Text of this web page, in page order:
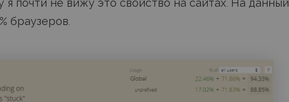
почти не вижу это свойство на сайтах. На данный
браузеров.